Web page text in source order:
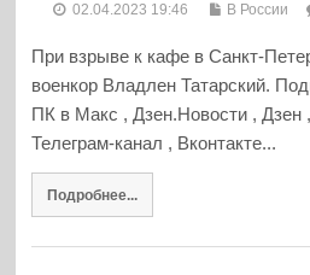
02.04.2023 19:46 В России
При взрыве к кафе в Санкт-
военкор Владлен Татарский.
ПК в Макс , Дзен.Новости , Дзен
Телеграм-канал , Вконтакте...
Подробнее...